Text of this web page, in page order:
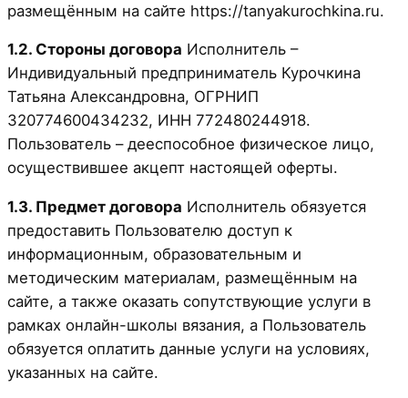
размещённым на сайте https://tanyakurochkina.ru.
1.2. Стороны договора Исполнитель –
Индивидуальный предприниматель Курочкина
Татьяна Александровна, ОГРНИП
320774600434232, ИНН 772480244918.
Пользователь – дееспособное физическое лицо,
осуществившее акцепт настоящей оферты.
1.3. Предмет договора Исполнитель обязуется
предоставить Пользователю доступ к
информационным, образовательным и
методическим материалам, размещённым на
сайте, а также оказать сопутствующие услуги в
рамках онлайн-школы вязания, а Пользователь
обязуется оплатить данные услуги на условиях,
указанных на сайте.